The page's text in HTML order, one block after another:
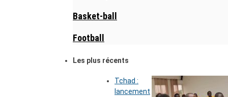
Basket-ball
Football
Les plus récents
Tchad :
lancement